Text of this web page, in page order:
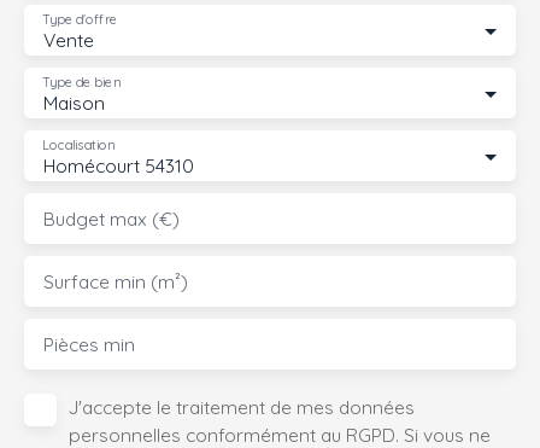
Vente
Type d'offre
Maison
Type de bien
Homécourt 54310
Localisation
Budget max (€)
Surface min (m²)
Pièces min
J'accepte le traitement de mes données
personnelles conformément au RGPD. Si vous ne